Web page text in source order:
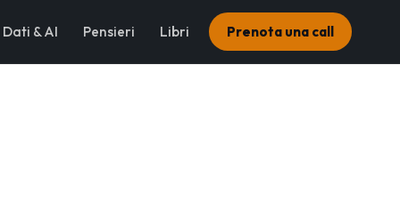
Dati & AI Pensieri Libri Prenota una call